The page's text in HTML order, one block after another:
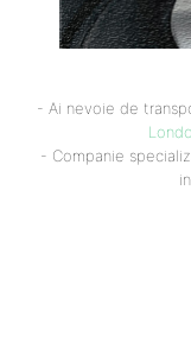
- Ai nevoie de
- Companie